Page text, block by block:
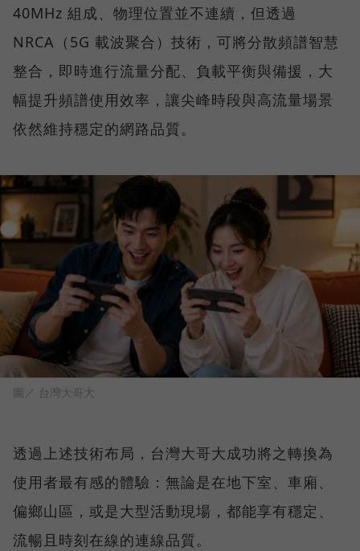
40MHz 組成、物理位置並不連續，但透過
NRCA（5G 載波聚合）技術，可將分散頻譜智慧
整合，即時進行流量分配、負載平衡與備援，大
幅提升頻譜使用效率，讓尖峰時段與高流量場景
依然維持穩定的網路品質。
圖／ 台灣大哥大
透過上述技術布局，台灣大哥大成功將之轉換為
使用者最有感的體驗：無論是在地下室、車廂、
偏鄉山區，或是大型活動現場，都能享有穩定、
流暢且時刻在線的連線品質。